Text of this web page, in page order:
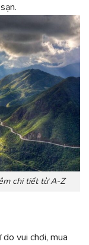
chi tiết từ A-Z
vui chơi, mua